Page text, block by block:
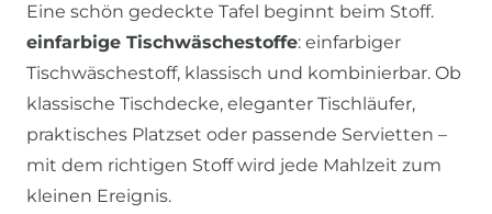
Eine schön gedeckte Tafel beginnt beim Stoff.
einfarbige Tischwäschestoffe: einfarbiger
Tischwäschestoff, klassisch und kombinierbar. Ob
klassische Tischdecke, eleganter Tischläufer,
praktisches Platzset oder passende Servietten –
mit dem richtigen Stoff wird jede Mahlzeit zum
kleinen Ereignis.